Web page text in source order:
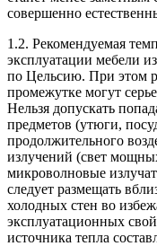
совершенно
1.2. Рекомендуемая
эксплуатации мебели
по Цельсию. При этом
промежутке могут
Нельзя допускать
предметов (утюги,
продолжительного
излучений (свет
микроволновые
следует размещать
холодных стен во
эксплуатационных
источника тепла